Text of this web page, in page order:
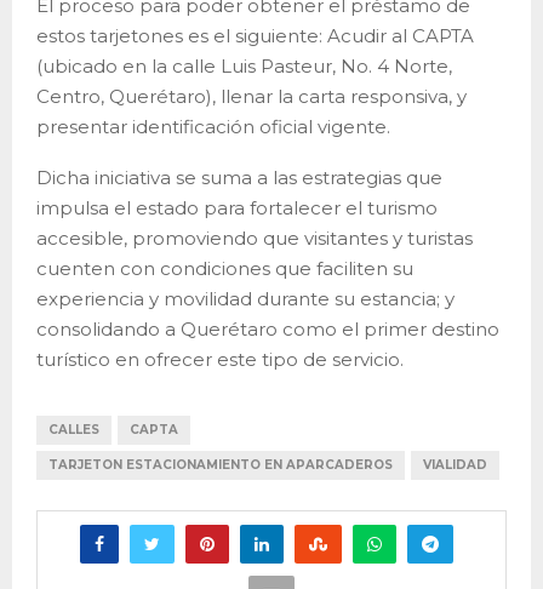
El proceso para poder obtener el préstamo de
estos tarjetones es el siguiente: Acudir al CAPTA
(ubicado en la calle Luis Pasteur, No. 4 Norte,
Centro, Querétaro), llenar la carta responsiva, y
presentar identificación oficial vigente.
Dicha iniciativa se suma a las estrategias que
impulsa el estado para fortalecer el turismo
accesible, promoviendo que visitantes y turistas
cuenten con condiciones que faciliten su
experiencia y movilidad durante su estancia; y
consolidando a Querétaro como el primer destino
turístico en ofrecer este tipo de servicio.
CALLES CAPTA
TARJETON ESTACIONAMIENTO EN APARCADEROS VIALIDAD